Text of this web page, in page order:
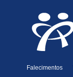
Falecimentos